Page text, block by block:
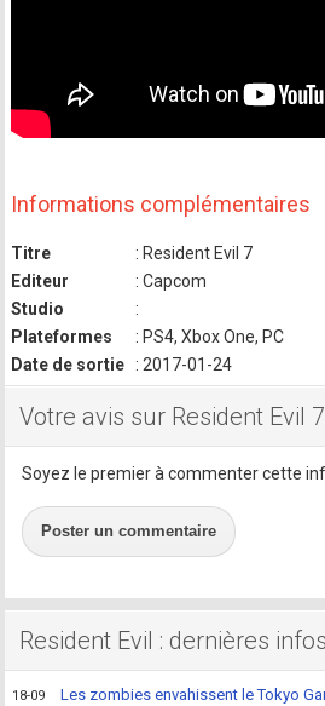
Informations complémentaires
Titre
: Resident Evil 7
Editeur
: Capcom
Studio
:
Plateformes
: PS4, Xbox One, PC
Date de sortie
: 2017-01-24
Votre avis sur Resident Evil 7
Soyez le premier à commenter cette
Poster un commentaire
Resident Evil : dernières infos
18-09 Les zombies envahissent le Tokyo